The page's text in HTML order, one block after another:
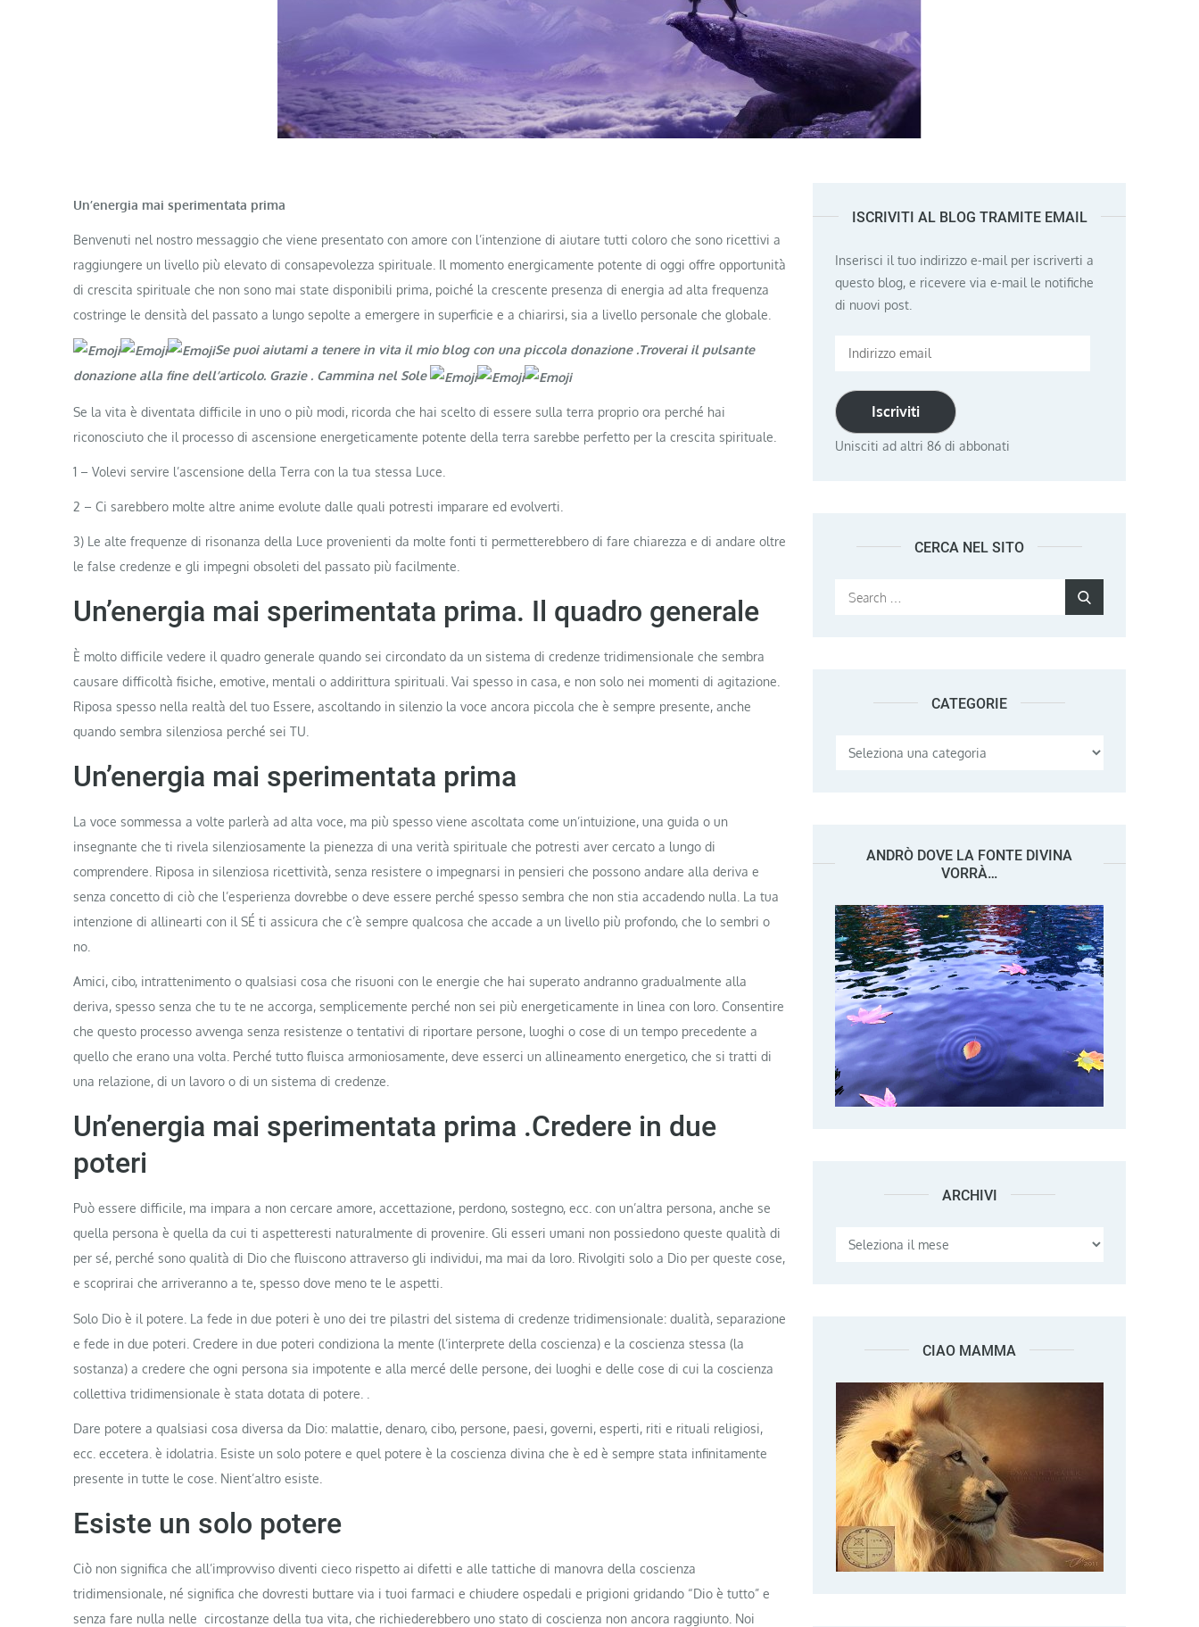
Un’energia mai sperimentata prima
Benvenuti nel nostro messaggio che viene presentato con amore con l’intenzione di aiutare tutti coloro che sono ricettivi a
raggiungere un livello più elevato di consapevolezza spirituale. Il momento energicamente potente di oggi offre opportunità
di crescita spirituale che non sono mai state disponibili prima, poiché la crescente presenza di energia ad alta frequenza
costringe le densità del passato a lungo sepolte a emergere in superficie e a chiarirsi, sia a livello personale che globale.
Se puoi aiutami a tenere in vita il mio blog con una piccola donazione .Troverai il pulsante
donazione alla fine dell’articolo. Grazie. Cammina nel Sole
Se la vita è diventata difficile in uno o più modi, ricorda che hai scelto di essere sulla terra proprio ora perché hai
riconosciuto che il processo di ascensione energeticamente potente della terra sarebbe perfetto per la crescita spirituale.
1 – Volevi servire l’ascensione della Terra con la tua stessa Luce.
2 – Ci sarebbero molte altre anime evolute dalle quali potresti imparare ed evolverti.
3) Le alte frequenze di risonanza della Luce provenienti da molte fonti ti permetterebbero di fare chiarezza e di andare oltre
le false credenze e gli impegni obsoleti del passato più facilmente.
Un’energia mai sperimentata prima. Il quadro generale
È molto difficile vedere il quadro generale quando sei circondato da un sistema di credenze tridimensionale che sembra
causare difficoltà fisiche, emotive, mentali o addirittura spirituali. Vai spesso in casa, e non solo nei momenti di agitazione.
Riposa spesso nella realtà del tuo Essere, ascoltando in silenzio la voce ancora piccola che è sempre presente, anche
quando sembra silenziosa perché sei TU.
Un’energia mai sperimentata prima
La voce sommessa a volte parlerà ad alta voce, ma più spesso viene ascoltata come un’intuizione, una guida o un
insegnante che ti rivela silenziosamente la pienezza di una verità spirituale che potresti aver cercato a lungo di
comprendere. Riposa in silenziosa ricettività, senza resistere o impegnarsi in pensieri che possono andare alla deriva e
senza concetto di ciò che l’esperienza dovrebbe o deve essere perché spesso sembra che non stia accadendo nulla. La tua
intenzione di allinearti con il SÉ ti assicura che c’è sempre qualcosa che accade a un livello più profondo, che lo sembri o
no.
Amici, cibo, intrattenimento o qualsiasi cosa che risuoni con le energie che hai superato andranno gradualmente alla
deriva, spesso senza che tu te ne accorga, semplicemente perché non sei più energeticamente in linea con loro. Consentire
che questo processo avvenga senza resistenze o tentativi di riportare persone, luoghi o cose di un tempo precedente a
quello che erano una volta. Perché tutto fluisca armoniosamente, deve esserci un allineamento energetico, che si tratti di
una relazione, di un lavoro o di un sistema di credenze.
Un’energia mai sperimentata prima .Credere in due
poteri
Può essere difficile, ma impara a non cercare amore, accettazione, perdono, sostegno, ecc. con un’altra persona, anche se
quella persona è quella da cui ti aspetteresti naturalmente di provenire. Gli esseri umani non possiedono queste qualità di
per sé, perché sono qualità di Dio che fluiscono attraverso gli individui, ma mai da loro. Rivolgiti solo a Dio per queste cose,
e scoprirai che arriveranno a te, spesso dove meno te le aspetti.
Solo Dio è il potere. La fede in due poteri è uno dei tre pilastri del sistema di credenze tridimensionale: dualità, separazione
e fede in due poteri. Credere in due poteri condiziona la mente (l’interprete della coscienza) e la coscienza stessa (la
sostanza) a credere che ogni persona sia impotente e alla mercé delle persone, dei luoghi e delle cose di cui la coscienza
collettiva tridimensionale è stata dotata di potere. .
Dare potere a qualsiasi cosa diversa da Dio: malattie, denaro, cibo, persone, paesi, governi, esperti, riti e rituali religiosi,
ecc. eccetera. è idolatria. Esiste un solo potere e quel potere è la coscienza divina che è ed è sempre stata infinitamente
presente in tutte le cose. Nient’altro esiste.
Esiste un solo potere
Ciò non significa che all’improvviso diventi cieco rispetto ai difetti e alle tattiche di manovra della coscienza
tridimensionale, né significa che dovresti buttare via i tuoi farmaci e chiudere ospedali e prigioni gridando “Dio è tutto” e
senza fare nulla nelle circostanze della tua vita, che richiederebbero uno stato di coscienza non ancora raggiunto. Noi
ISCRIVITI AL BLOG TRAMITE EMAIL
Inserisci il tuo indirizzo e-mail per iscriverti a
questo blog, e ricevere via e-mail le notifiche
di nuovi post.
Indirizzo
Iscriviti
Unisciti ad altri 86 di abbonati
CERCA NEL SITO
Search
CATEGORIE
Categorie
ANDRÒ DOVE LA FONTE DIVINA
VORRÀ…
ARCHIVI Archivi
CIAO MAMMA